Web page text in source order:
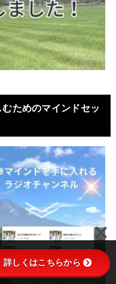
ためのマインドセッ
詳しくはこちらから